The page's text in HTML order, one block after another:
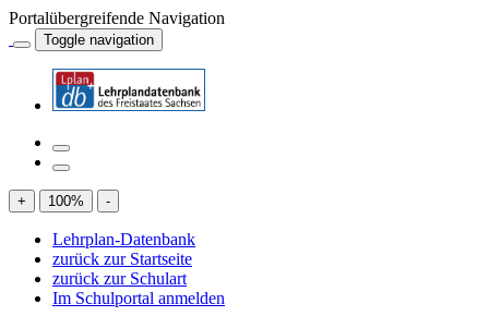
Portalübergreifende Navigation
Toggle navigation
+ 100% -
Lehrplan-Datenbank
zurück zur Startseite
zurück zur Schulart
Im Schulportal anmelden